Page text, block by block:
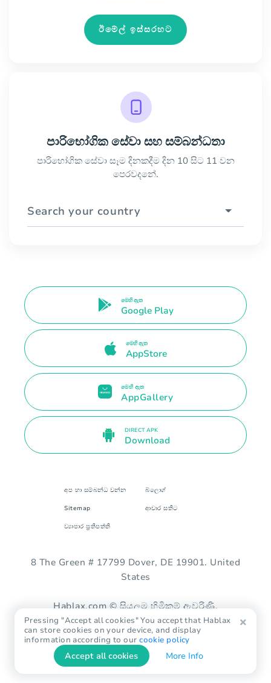
ඊමේල් ඉස්සරහට
පාරිභෝගික සේවා සහ සම්බන්ධතා
පාරිභෝගික සේවා සෑම දිනකදීම දින 10 සිට 11 වන
පෙරවදනේ.
Search your country
මෙහි ඇත
Google Play
මෙහි ඇත
AppStore
මෙහි ඇත
AppGallery
DIRECT APK
Download
අප හා සම්බන්ධ වන්න බ්ලොග්
Sitemap ආචාර සතිට
ව්‍යාපාර ප්‍රතිපත්ති
8 The Green # 17799 Dover, DE 19901. United
States
Hablax.com © සියලුම හිමිකම් ඇවරිණි.
Pressing "Accept all cookies" You accept that Hablax
can store cookies on your device, and display
information according to ourcookie policy
Accept all cookies More Info